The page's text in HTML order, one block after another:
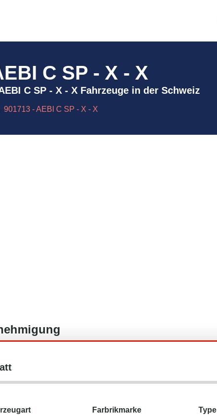
C SP - X - X
C SP - X - X Fahrzeuge in der Schweiz
901713 - AEBI C SP - X - X
Farbrikmarke
Type